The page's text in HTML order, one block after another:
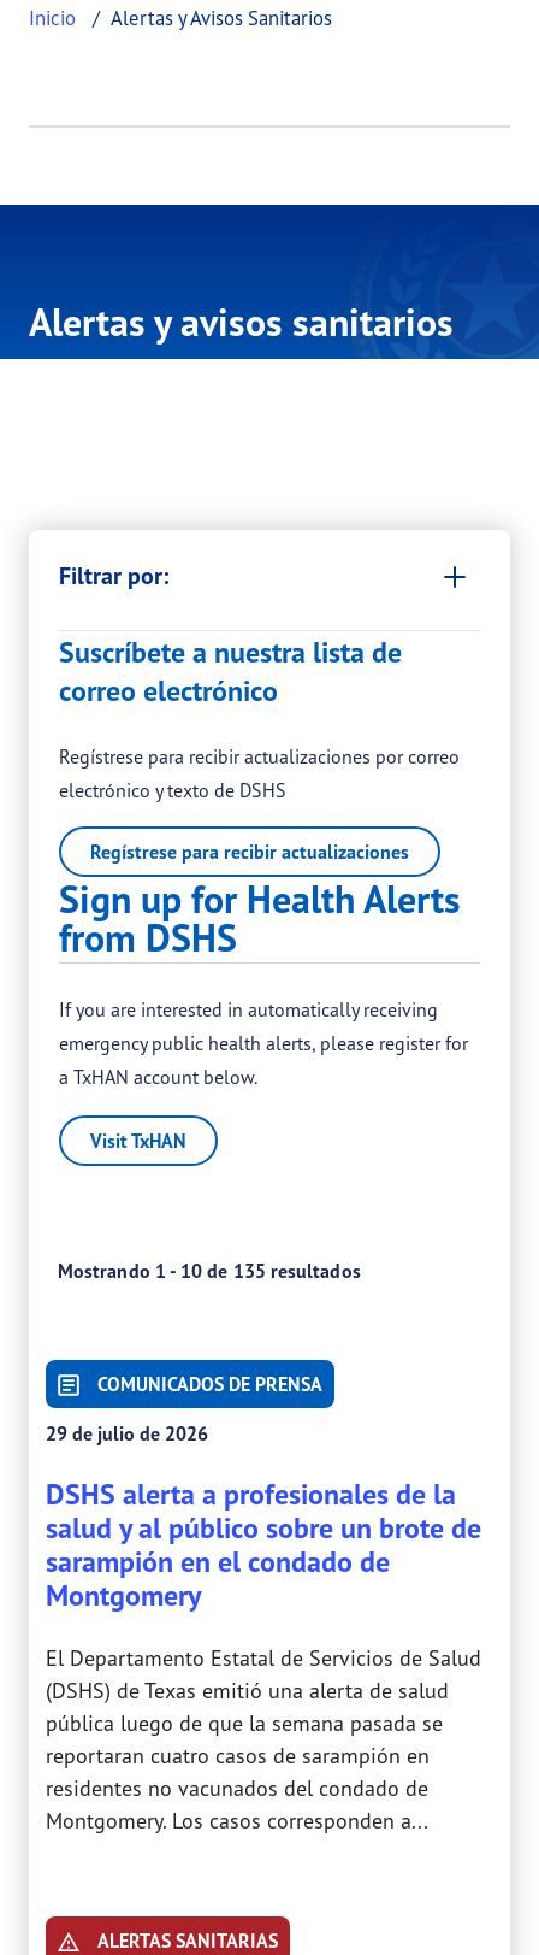
Inicio Alertas y Avisos Sanitarios
Alertas y avisos sanitarios
Filtrar por:
Suscríbete a nuestra lista de
correo electrónico
Regístrese para recibir actualizaciones por correo
electrónico y texto de DSHS
Regístrese para recibir actualizaciones
Sign up for Health Alerts
from DSHS
If you are interested in automatically receiving
emergency public health alerts, please register for
a TxHAN account below.
Visit TxHAN
Mostrando 1 - 10 de 135 resultados
COMUNICADOS DE PRENSA
29 de julio de 2026
DSHS alerta a profesionales de la
salud y al público sobre un brote de
sarampión en el condado de
Montgomery
El Departamento Estatal de Servicios de Salud
(DSHS) de Texas emitió una alerta de salud
pública luego de que la semana pasada se
reportaran cuatro casos de sarampión en
residentes no vacunados del condado de
Montgomery. Los casos corresponden a...
ALERTAS SANITARIAS